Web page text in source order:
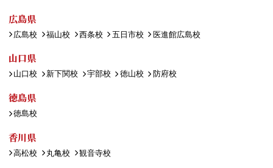
広島県
広島校 福山校 西条校 五日市校 医進館広島校
山口県
山口校 新下関校 宇部校 徳山校 防府校
徳島県
徳島校
香川県
高松校 丸亀校 観音寺校